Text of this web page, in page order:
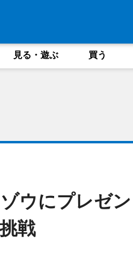
見る・遊ぶ 買う
ウにプレゼ
戦